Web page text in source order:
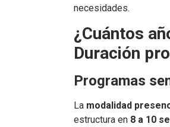
necesidades.
¿Cuántos
Duración
Programas
La modalidad
estructura en 8 a 10